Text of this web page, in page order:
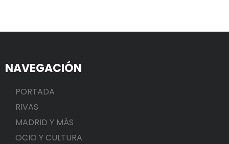
NAVEGACIÓN
PORTADA
RIVAS
MADRID Y MÁS
OCIO Y CULTURA